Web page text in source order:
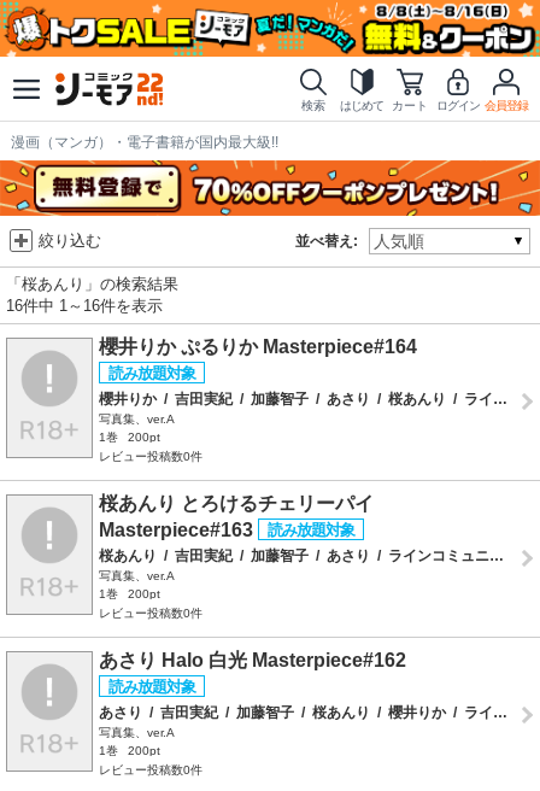
検索 はじめて カート ログイン 会員登録
漫画（マンガ）・電子書籍が国内最大級!!
並べ替え:
絞り込む
「桜あんり」の検索結果
16件中 1～16件を表示
櫻井りか ぷるりか Masterpiece#164
櫻井りか / 吉田実紀 / 加藤智子 / あさり / 桜あんり / ラインコミュニケーションズ
写真集、ver.A
1巻
200pt
レビュー投稿数0件
桜あんり とろけるチェリーパイ
Masterpiece#163
桜あんり / 吉田実紀 / 加藤智子 / あさり / ラインコミュニケーションズ
写真集、ver.A
1巻
200pt
レビュー投稿数0件
あさり Halo 白光 Masterpiece#162
あさり / 吉田実紀 / 加藤智子 / 桜あんり / 櫻井りか / ラインコミュニケーションズ
写真集、ver.A
1巻
200pt
レビュー投稿数0件